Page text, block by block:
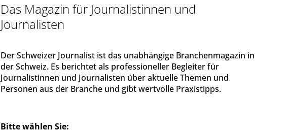
Das Magazin für Journalistinnen und
Journalisten
Der Schweizer Journalist ist das unabhängige Branchenmagazin in
der Schweiz. Es berichtet als professioneller Begleiter für
Journalistinnen und Journalisten über aktuelle Themen und
Personen aus der Branche und gibt wertvolle Praxistipps.
Bitte wählen Sie: